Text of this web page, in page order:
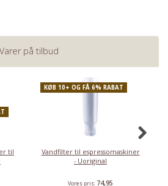
Varer på tilbud
til
KØB 10+ OG FÅ 6% RABAT
Vandfilter til espressomaskiner
- Uoriginal
Vores pris: 74,95